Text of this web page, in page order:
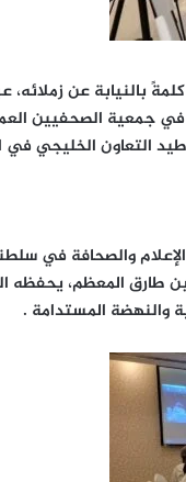
بالنيابة عن زملائه،
جمعية الصحفيين
التعاون الخليجي
والصحافة في
طارق المعظم، يحفظه
والنهضة المستدامة .